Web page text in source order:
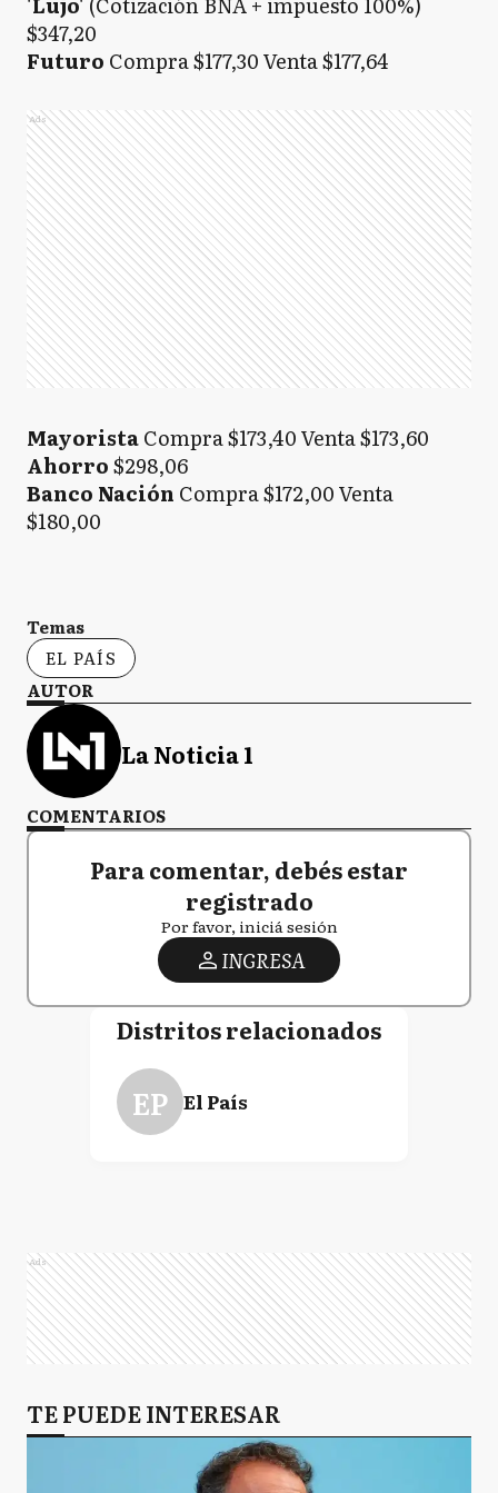
$347,20
Futuro Compra $177,30 Venta $177,64
Ads
MayoristaCompra $173,40 Venta $173,60
Ahorro$298,06
Banco Nación Compra $172,00 Venta
$180,00
Temas
EL PAÍS
AUTOR
La Noticia 1
COMENTARIOS
Para comentar, debés estar
registrado
Por favor, iniciá sesión
INGRESA
Distritos relacionados
EP El País
Ads
TE PUEDE INTERESAR